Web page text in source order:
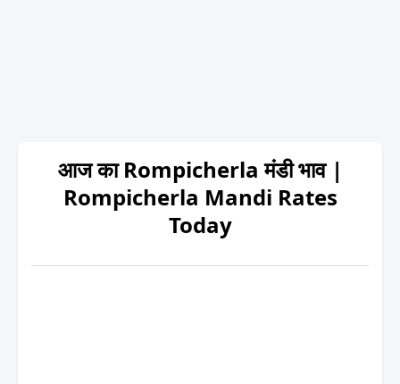
आज का Rompicherla मंडी भाव |
Rompicherla Mandi Rates
Today